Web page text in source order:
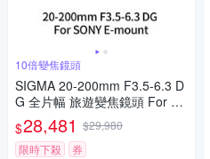
10倍變焦鏡頭
SIGMA 20-200mm F3.5-6.3 D
G 全片幅 旅遊變焦鏡頭 For S
ONY E-mount (公司貨)
$28,481 $29,980
限時下殺
券